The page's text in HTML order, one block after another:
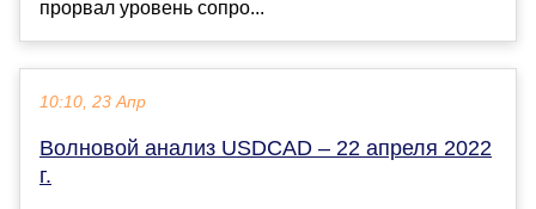
прорвал уровень сопро...
10:10, 23 Апр
Волновой анализ USDCAD – 22 апреля 2022
г.